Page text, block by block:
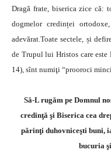
Dragă frate, biserica zice că:
dogmelor credinței
adevărat.Toate sectele, și
de Trupul lui Hristos care
14), sînt numiţi “prooroci
Să-L rugăm pe Domnul
credinţă şi Biserica cea
părinţi duhovniceşti buni,
bucuria